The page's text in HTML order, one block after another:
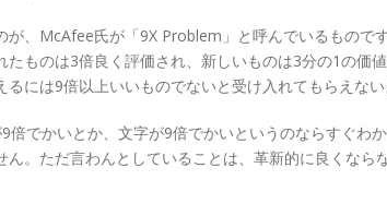
が、McAfee氏が「9X Problem」と呼んでいるもので
たものは3倍良く評価され、新しいものは3分の1の価
るには9倍以上いいものでないと受け入れてもらえない
倍でかいとか、文字が9倍でかいというのならすぐわ
ん。ただ言わんとしていることは、革新的に良くな